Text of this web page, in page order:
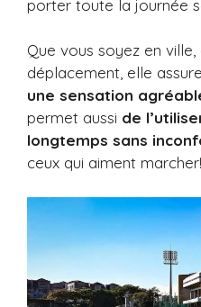
porter toute la journée
Que vous soyez en
déplacement, elle assure
une sensation
permet aussi de
longtemps sans
ceux qui aiment marcher!